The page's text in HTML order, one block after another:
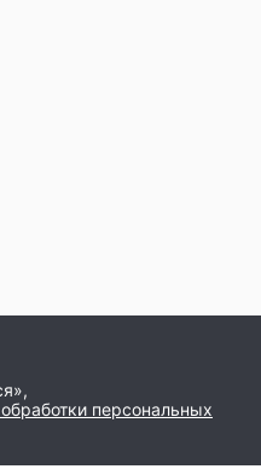
персональных